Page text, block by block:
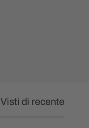
Visti di recente